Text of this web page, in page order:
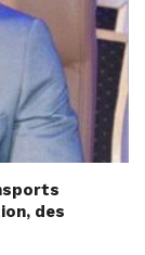
des